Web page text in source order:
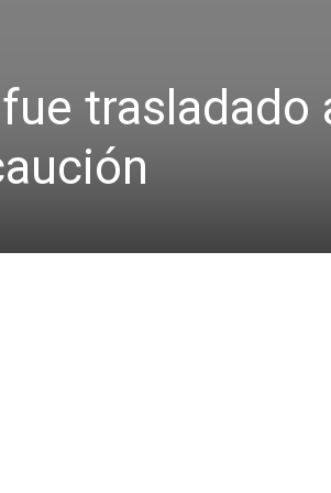
trasladado